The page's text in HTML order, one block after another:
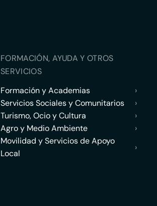
FORMACIÓN, AYUDA Y OTROS
SERVICIOS
Formación y Academias
›
Servicios Sociales y Comunitarios
›
Turismo, Ocio y Cultura
›
Agro y Medio Ambiente
›
Movilidad y Servicios de Apoyo
Local
›